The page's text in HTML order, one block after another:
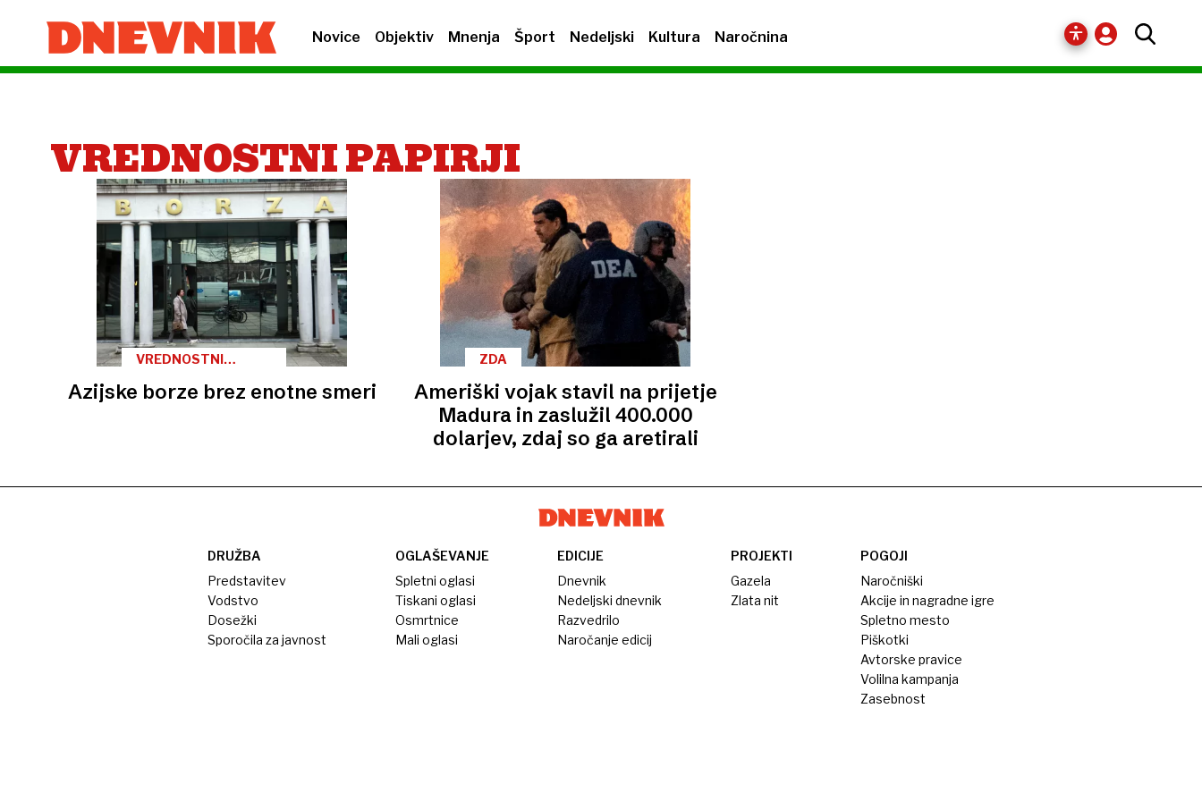
Novice Objektiv Mnenja Šport Nedeljski Kultura Naročnina
VREDNOSTNI PAPIRJI
VREDNOSTNI
Azijske borze brez enotne smeri
ZDA
Ameriški vojak stavil na prijetje
Madura in zaslužil 400.000
dolarjev, zdaj so ga aretirali
DRUŽBA
Predstavitev
Vodstvo
Dosežki
Sporočila za javnost
OGLAŠEVANJE
Spletni oglasi
Tiskani oglasi
Osmrtnice
Mali oglasi
EDICIJE
Dnevnik
Nedeljski dnevnik
Razvedrilo
Naročanje edicij
PROJEKTI
Gazela
Zlata nit
POGOJI
Naročniški
Akcije in nagradne igre
Spletno mesto
Piškotki
Avtorske pravice
Volilna kampanja
Zasebnost